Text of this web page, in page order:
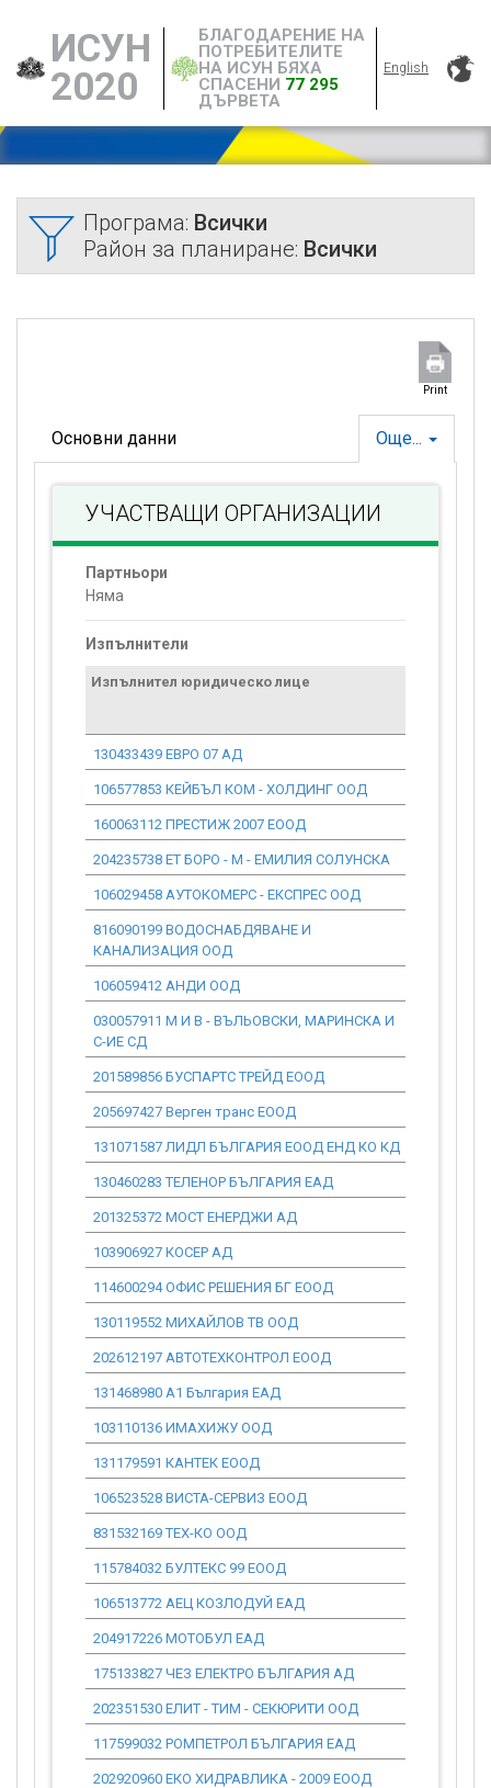
ИСУН
2020
БЛАГОДАРЕНИЕ НА
ПОТРЕБИТЕЛИТЕ
НА ИСУН БЯХА
СПАСЕНИ 77 295
ДЪРВЕТА
English
Програма: Всички
Район за планиране: Всички
Print
Още...
Основни данни
УЧАСТВАЩИ ОРГАНИЗАЦИИ
Партньори
Няма
Изпълнители
Изпълнител юридическо лице
130433439 ЕВРО 07 АД
106577853 КЕЙБЪЛ КОМ - ХОЛДИНГ ООД
160063112 ПРЕСТИЖ 2007 ЕООД
204235738 ЕТ БОРО - М - ЕМИЛИЯ СОЛУНСКА
106029458 АУТОКОМЕРС - ЕКСПРЕС ООД
816090199 ВОДОСНАБДЯВАНЕ И
КАНАЛИЗАЦИЯ ООД
106059412 АНДИ ООД
030057911 М И В - ВЪЛЬОВСКИ, МАРИНСКА И
С-ИЕ СД
201589856 БУСПАРТС ТРЕЙД ЕООД
205697427 Верген транс ЕООД
131071587 ЛИДЛ БЪЛГАРИЯ ЕООД ЕНД КО КД
130460283 ТЕЛЕНОР БЪЛГАРИЯ ЕАД
201325372 МОСТ ЕНЕРДЖИ АД
103906927 КОСЕР АД
114600294 ОФИС РЕШЕНИЯ БГ ЕООД
130119552 МИХАЙЛОВ ТВ ООД
202612197 АВТОТЕХКОНТРОЛ ЕООД
131468980 А1 България ЕАД
103110136 ИМАХИЖУ ООД
131179591 КАНТЕК ЕООД
106523528 ВИСТА-СЕРВИЗ ЕООД
831532169 ТЕХ-КО ООД
115784032 БУЛТЕКС 99 ЕООД
106513772 АЕЦ КОЗЛОДУЙ ЕАД
204917226 МОТОБУЛ ЕАД
175133827 ЧЕЗ ЕЛЕКТРО БЪЛГАРИЯ АД
202351530 ЕЛИТ - ТИМ - СЕКЮРИТИ ООД
117599032 РОМПЕТРОЛ БЪЛГАРИЯ ЕАД
202920960 ЕКО ХИДРАВЛИКА - 2009 ЕООД